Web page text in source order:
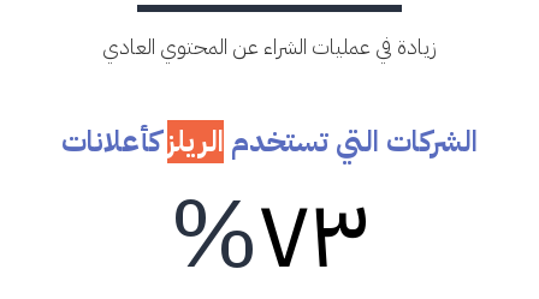
زيادة في عمليات الشراء عن المحتوي العادي
الشركات التي تستخدم الريلزكأعلانات
٧٣%